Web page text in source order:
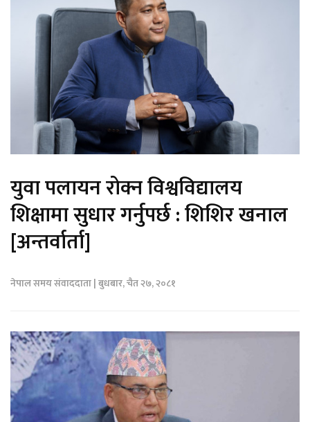
युवा पलायन रोक्न विश्वविद्यालय
शिक्षामा सुधार गर्नुपर्छ : शिशिर खनाल
[अन्तर्वार्ता]
नेपाल समय संवाददाता | बुधबार, चैत २७, २०८१